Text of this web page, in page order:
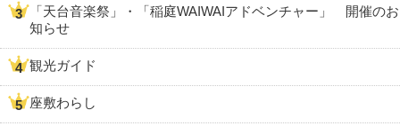
「天台音楽祭」・「稲庭WAIWAIアドベンチャー」 開催のお
知らせ
観光ガイド
座敷わらし